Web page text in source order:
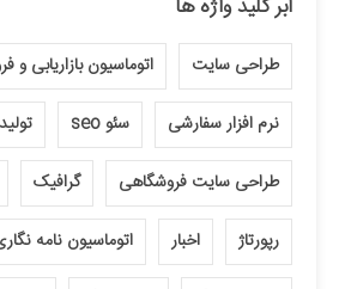
طراحی سایت اتوماسیون بازاریابی و
نرم افزار سفارشی سئو seo
طراحی سایت فروشگاهی گرافیک
رپورتاژ اخبار اتوماسیون نامه